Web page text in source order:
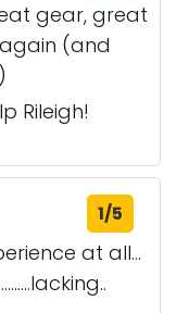
gear, great
(and
Rileigh!
1/5
at all…